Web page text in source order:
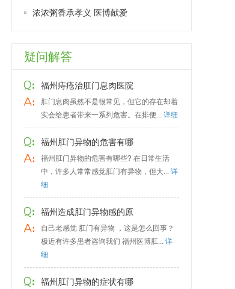
浓浓粥香承孝义 医博献爱
疑问解答
福州痔疮治肛门息肉医院
肛门息肉虽然不是很常见，但它的存在却着
实会给患者带来一系列危害。在排便... 详细
福州肛门异物的危害有哪
福州肛门异物的危害有哪些? 在日常生活
中，许多人常常感觉肛门有异物，但大... 详
细
福州造成肛门异物感的原
自己老感觉 肛门有异物 ，这是怎么回事？
极近有许多患者咨询我们 福州医博肛... 详
细
福州肛门异物的症状有哪